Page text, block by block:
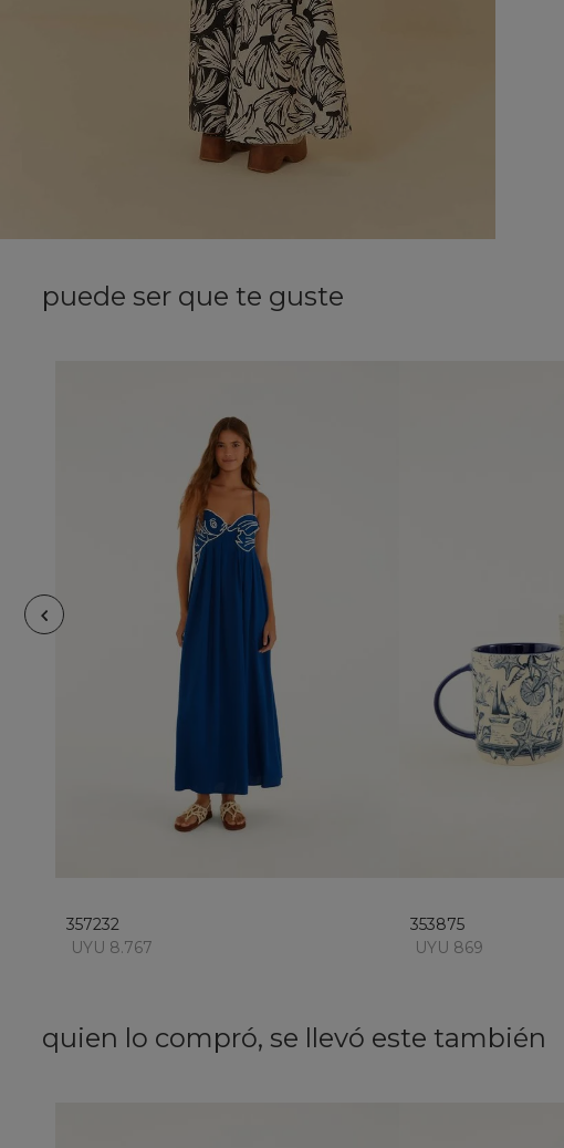
puede ser que te guste
no disponible
357232
UYU 8.767
353875
UYU 869
quien lo compró, se llevó este también